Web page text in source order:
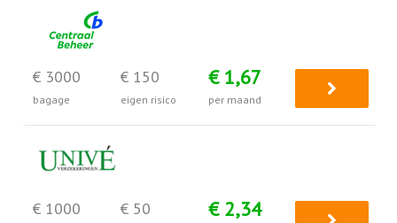
€ 3000
bagage
€ 150
eigen risico
€ 1,67
per maand
€ 1000 € 50 € 2,34